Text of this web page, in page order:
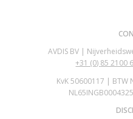
AVDIS BV |
+31 (0) 85 2100
KvK 50600117 | BTW